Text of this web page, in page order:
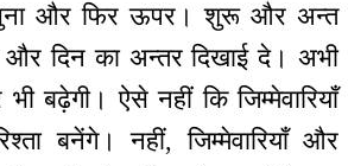
सुना और फिर ऊपर। शुरू और अन्त
और दिन का अन्तर दिखाई दे। अभी
भी बढ़ेगी। ऐसे नहीं कि जिम्मेवारियाँ
बनेंगे। नहीं, जिम्मेवारियाँ और